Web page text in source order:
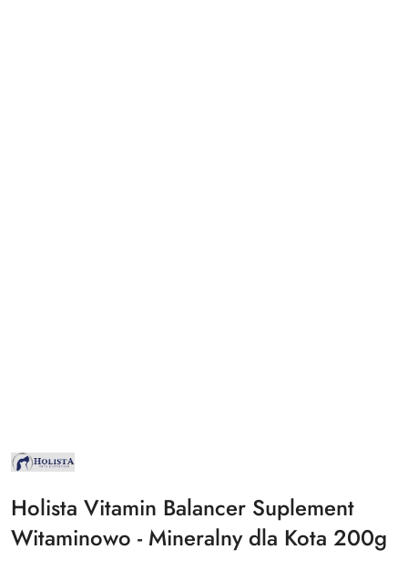
NAZWA
PRODUCENTA:
Holista Vitamin Balancer Suplement
Witaminowo - Mineralny dla Kota 200g